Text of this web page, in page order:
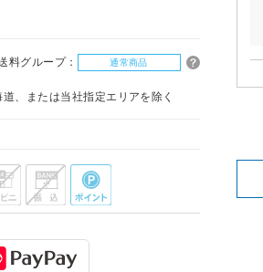
料グループ： 通常商品
、または当社指定エリアを除く